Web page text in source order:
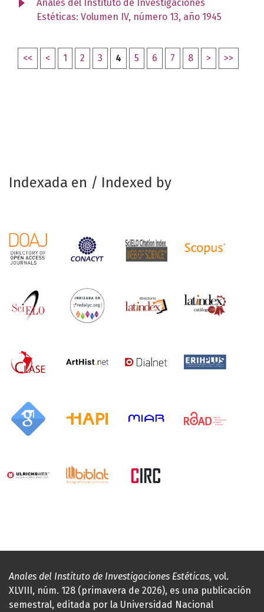
Anales del Instituto de Investigaciones
Estéticas: Volumen IV, número 13, año 1945
<< < 1 2 3 4 5 6 7 8 > >>
Indexada en / Indexed by
Anales del Instituto de Investigaciones Estéticas, vol.
XLVIII, núm. 128 (primavera de 2026), es una publicación
semestral, editada por la Universidad Nacional